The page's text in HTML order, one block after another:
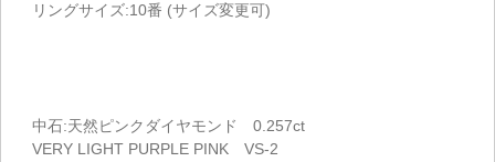
リングサイズ:10番 (サイズ変更可)
中石:天然ピンクダイヤモンド 0.257ct
VERY LIGHT PURPLE PINK VS-2